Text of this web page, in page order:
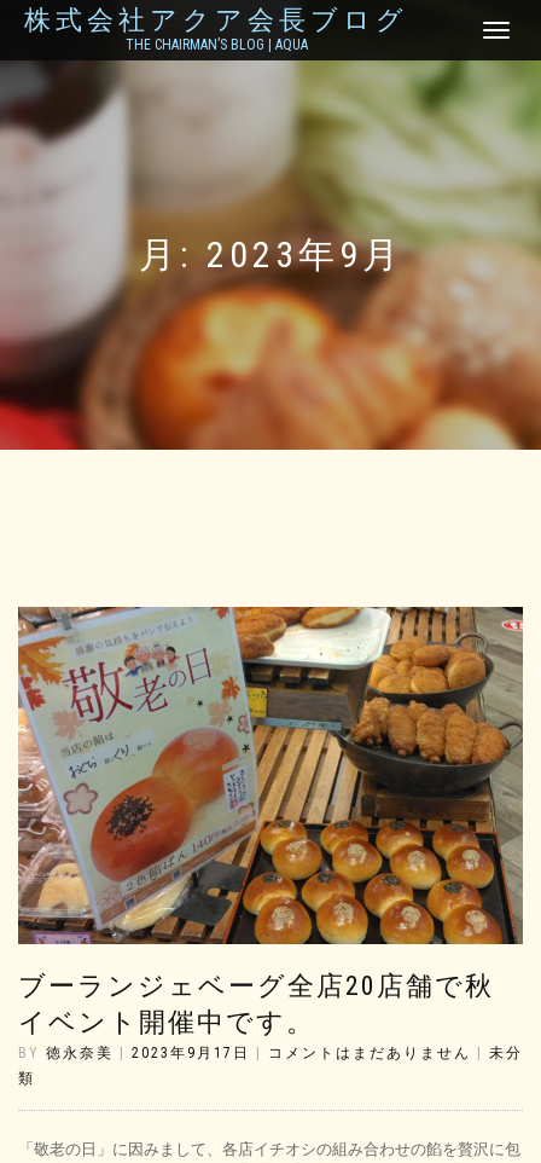
株式会社アクア会長ブログ
THE CHAIRMAN’S BLOG | AQUA
ナ
ン
切
え
月: 2023年9月
ブーランジェベーグ全店20店舗で秋
イベント開催中です。
BY 徳永奈美 | 2023年9月17日 | コメントはまだありません | 未分
類
「敬老の日」に因みまして、各店イチオシの組み合わせの餡を贅沢に包